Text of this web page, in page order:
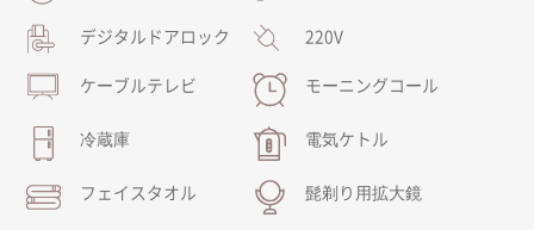
デジタルドアロック 220V
ケーブルテレビ モーニングコール
冷蔵庫 電気ケトル
フェイスタオル 髭剃り用拡大鏡